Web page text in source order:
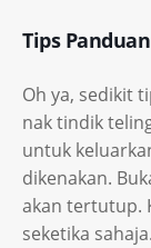
Tips
Oh ya, sedikit
nak tindik
untuk
dikenakan.
akan tertutup.
seketika sahaja.